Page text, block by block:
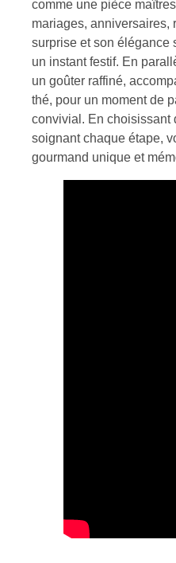
comme une pièce
mariages, anniversaires,
surprise et son élégance
un instant festif. En
un goûter raffiné,
thé, pour un moment de
convivial. En choisissant
soignant chaque étape,
gourmand unique et